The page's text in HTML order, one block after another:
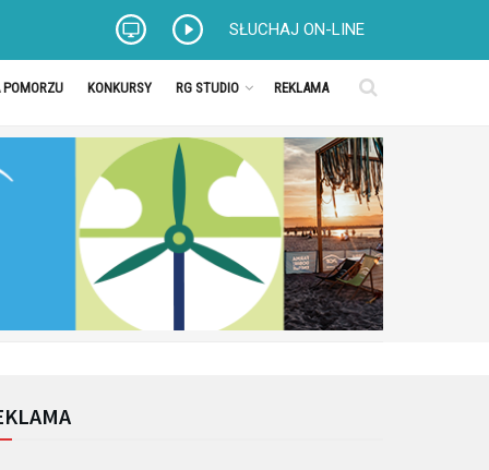
SŁUCHAJ ON-LINE
KONKURSY RG STUDIO REKLAMA